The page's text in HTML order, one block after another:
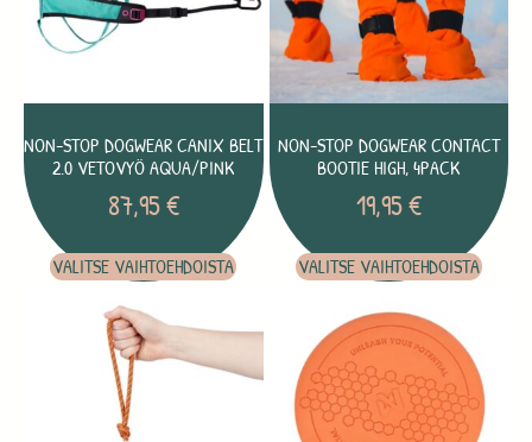
NON-STOP DOGWEAR CANIX BELT
2.0 VETOVYÖ AQUA/PINK
87,95€
VALITSE VAIHTOEHDOISTA
NON-STOP DOGWEAR CONTACT
BOOTIE HIGH, 4PACK
19,95€
VALITSE VAIHTOEHDOISTA